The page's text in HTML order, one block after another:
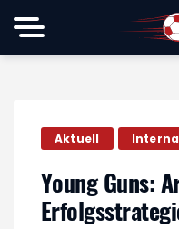
Aktuell
Young Guns: